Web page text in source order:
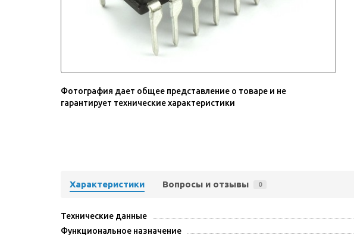
Фотография дает общее представление о товаре и не
гарантирует технические характеристики
Характеристики Вопросы и отзывы 0
Технические данные
Функциональное назначение